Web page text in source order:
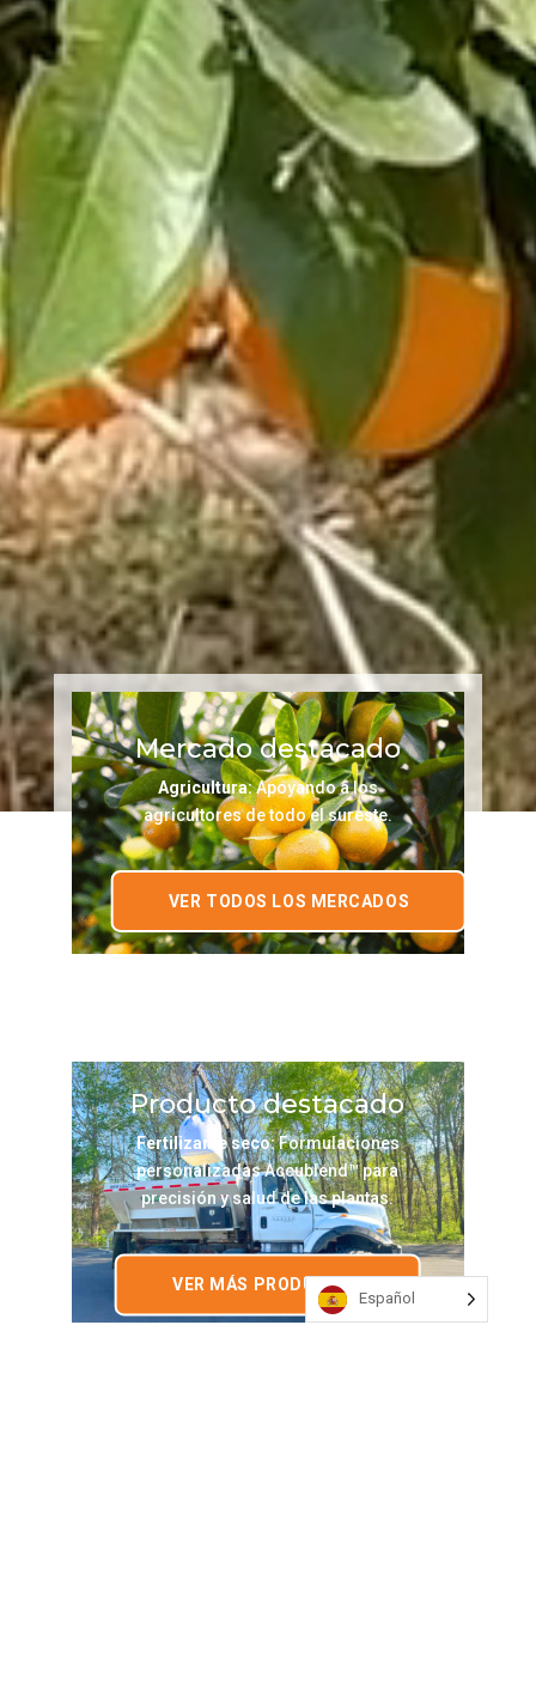
Mercado destacado
Agricultura:Apoyando a los
agricultores de todo el sureste.
VER TODOS LOS MERCADOS
Producto destacado
Fertilizante seco:Formulaciones
personalizadas Accublend™ para
precisión y salud de las plantas.
VER MÁS PRODUCTOS
Español